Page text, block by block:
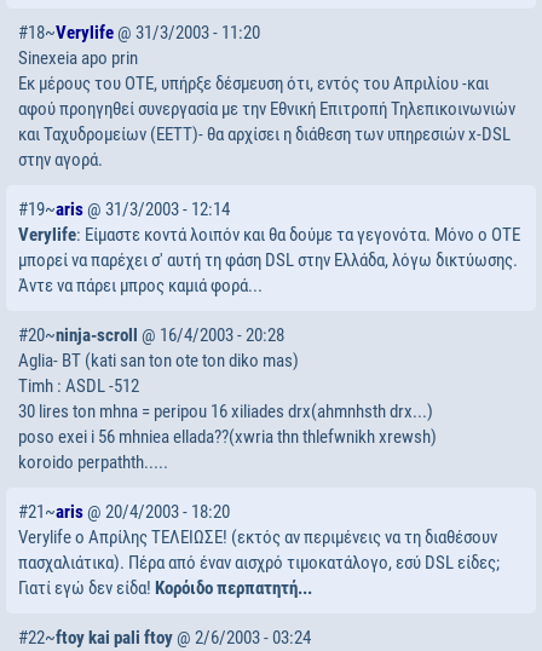
#18~Verylife @ 31/3/2003 - 11:20
Sinexeia apo prin
Εκ μέρους του ΟΤΕ, υπήρξε δέσμευση ότι, εντός του Απριλίου -και
αφού προηγηθεί συνεργασία με την Εθνική Επιτροπή Τηλεπικοινωνιών
και Ταχυδρομείων (ΕΕΤΤ)- θα αρχίσει η διάθεση των υπηρεσιών x-DSL
στην αγορά.
#19~aris@ 31/3/2003 - 12:14
Verylife: Είμαστε κοντά λοιπόν και θα δούμε τα γεγονότα. Μόνο ο ΟΤΕ
μπορεί να παρέχει σ' αυτή τη φάση DSL στην Ελλάδα, λόγω δικτύωσης.
Άντε να πάρει μπρος καμιά φορά...
#20~ninja-scroll @ 16/4/2003 - 20:28
Aglia- BT (kati san ton ote ton diko mas)
Timh : ASDL -512
30 lires ton mhna = peripou 16 xiliades drx(ahmnhsth drx...)
poso exei i 56 mhniea ellada??(xwria thn thlefwnikh xrewsh)
koroido perpathth.....
#21~aris@ 20/4/2003 - 18:20
Verylife ο Απρίλης ΤΕΛΕΙΩΣΕ! (εκτός αν περιμένεις να τη διαθέσουν
πασχαλιάτικα). Πέρα από έναν αισχρό τιμοκατάλογο, εσύ DSL είδες;
Γιατί εγώ δεν είδα! Κορόιδο περπατητή...
#22~ftoy kai pali ftoy @ 2/6/2003 - 03:24